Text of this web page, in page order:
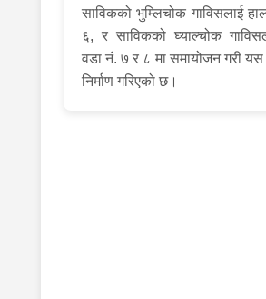
साविकको भुम्लिचोक गाविसलाई
६, र साविकको घ्याल्चोक
वडा नं. ७ र ८ मा समायोजन गरी यस
निर्माण गरिएको छ।